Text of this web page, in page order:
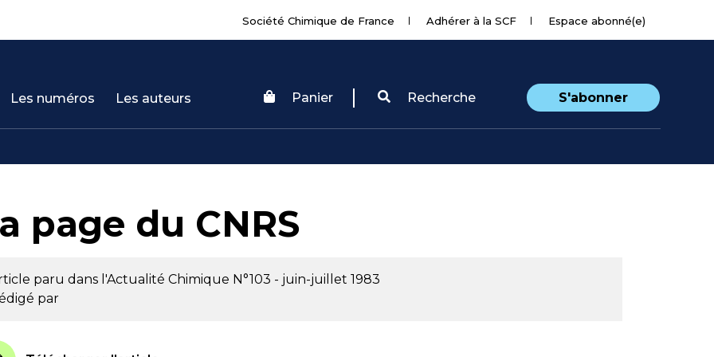
Société Chimique de France Adhérer à la SCF Espace abonné(e)
Les numéros Les auteurs Panier Recherche S'abonner
page du CNRS
paru dans l'Actualité Chimique N°103 - juin-juillet 1983
par